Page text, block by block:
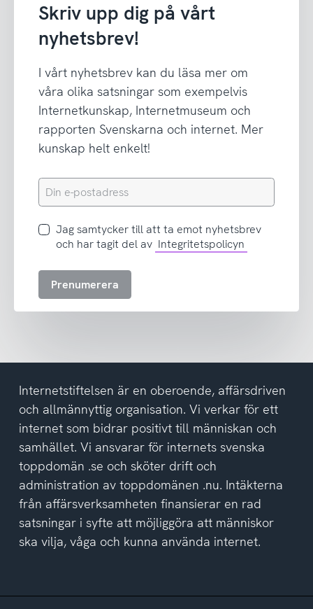
Skriv upp dig på vårt
nyhetsbrev!
I vårt nyhetsbrev kan du läsa mer om
våra olika satsningar som exempelvis
Internetkunskap, Internetmuseum och
rapporten Svenskarna och internet. Mer
kunskap helt enkelt!
Din
e-
Jag
samtycker
att
del
av
integritetspolicyn
Jag samtycker till att ta emot nyhetsbrev
och har tagit del av Integritetspolicyn
Prenumerera
Internetstiftelsen är en oberoende, affärsdriven
och allmännyttig organisation. Vi verkar för ett
internet som bidrar positivt till människan och
samhället. Vi ansvarar för internets svenska
toppdomän .se och sköter drift och
administration av toppdomänen .nu. Intäkterna
från affärsverksamheten finansierar en rad
satsningar i syfte att möjliggöra att människor
ska vilja, våga och kunna använda internet.